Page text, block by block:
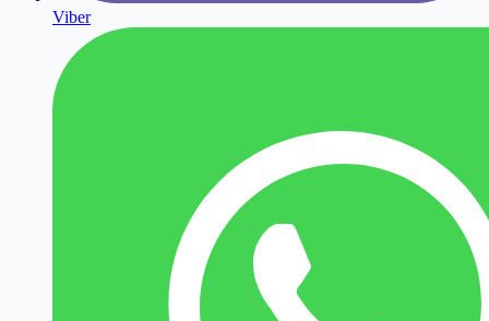
Viber